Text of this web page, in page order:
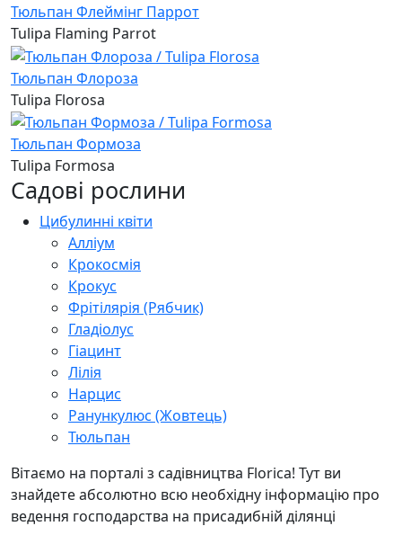
Тюльпан Флеймінг Паррот
Tulipa Flaming Parrot
Тюльпан Флороза
Tulipa Florosa
Тюльпан Формоза
Tulipa Formosa
Садові рослини
Цибулинні квіти
Алліум
Крокосмія
Крокус
Фрітілярія (Рябчик)
Гладіолус
Гіацинт
Лілія
Нарцис
Ранункулюс (Жовтець)
Тюльпан
Вітаємо на порталі з садівництва Florica! Тут ви
знайдете абсолютно всю необхідну інформацію про
ведення господарства на присадибній ділянці